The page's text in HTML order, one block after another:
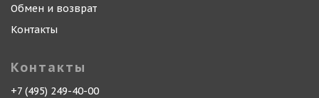
Обмен и возврат
Контакты
Контакты
+7 (495) 249-40-00